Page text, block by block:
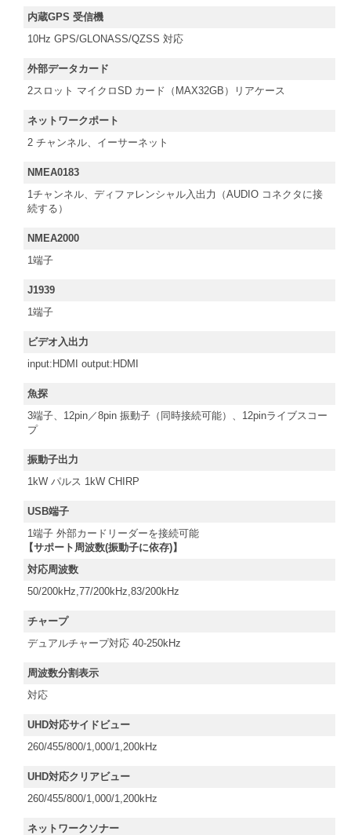
内蔵GPS 受信機
10Hz GPS/GLONASS/QZSS 対応
外部データカード
2スロット マイクロSD カード（MAX32GB）リアケース
ネットワークポート
2 チャンネル、イーサーネット
NMEA0183
1チャンネル、ディファレンシャル入出力（AUDIO コネクタに接
続する）
NMEA2000
1端子
J1939
1端子
ビデオ入出力
input:HDMI output:HDMI
魚探
3端子、12pin／8pin 振動子（同時接続可能）、12pinライブスコー
プ
振動子出力
1kW パルス 1kW CHIRP
USB端子
1端子 外部カードリーダーを接続可能
【サポート周波数(振動子に依存)】
対応周波数
50/200kHz,77/200kHz,83/200kHz
チャープ
デュアルチャープ対応 40-250kHz
周波数分割表示
対応
UHD対応サイドビュー
260/455/800/1,000/1,200kHz
UHD対応クリアビュー
260/455/800/1,000/1,200kHz
ネットワークソナー